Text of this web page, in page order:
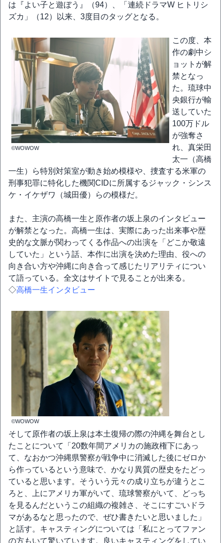
は『よい子と遊ぼう』（94）、「連続ドラマW ヒトリシ
ズカ」（12）以来、3度目のタッグとなる。
©WOWOW
この度、本
作の劇中シ
ョットが解
禁となっ
た。琉球中
央銀行が輸
送していた
100万ドル
が強奪さ
れ、真栄田
太一（高橋
一生）ら特別対策室が動き始め模様や、捜査する米軍の
刑事犯罪に特化した機関CIDに所属するジャック・シンス
ケ・イケザワ（城田優）らの模様だ。
また、主演の高橋一生と原作者の坂上泉のインタビュー
が解禁となった。高橋一生は、実際にあった出来事や歴
史的な文脈が関わってくる作品への出演を「どこか敬遠
していた」という話、本作に出演を決めた理由、役への
向き合い方や沖縄に向き合って感じたリアリティについ
て語っている。全文はサイトで見ることが出来る。
◇高橋一生インタビュー
©WOWOW
そして原作者の坂上泉は本土復帰の際の沖縄を舞台とし
たことについて「20数年間アメリカの施政権下にあっ
て、なおかつ沖縄県警察が戦争中に消滅した後にゼロか
ら作っているという意味で、かなり異質の歴史をたどっ
ていると思います。そういう元々の成り立ちが違うとこ
ろと、上にアメリカ軍がいて、琉球警察がいて、どっち
を見るんだというこの組織の複雑さ、そこにすごいドラ
マがあるなと思ったので、ぜひ書きたいと思いました」
と話す。キャスティングについては「私にとってファン
の方もいて驚いています。良いキャスティングをしてい